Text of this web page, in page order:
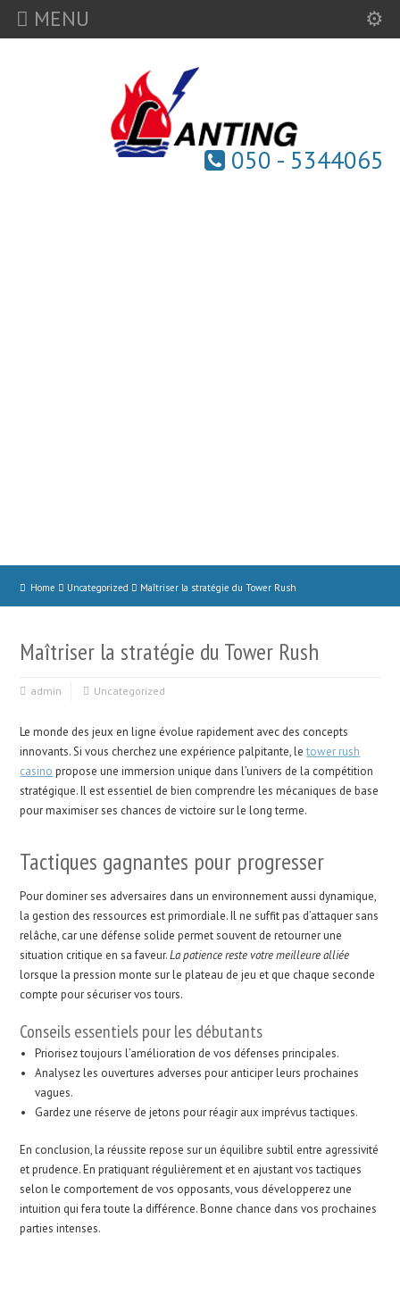
MENU
050 - 5344065
Home Uncategorized Maîtriser la stratégie du Tower Rush
Maîtriser la stratégie du Tower Rush
admin Uncategorized
Le monde des jeux en ligne évolue rapidement avec des concepts
innovants. Si vous cherchez une expérience palpitante, letower rush
casino propose une immersion unique dans l’univers de la compétition
stratégique. Il est essentiel de bien comprendre les mécaniques de base
pour maximiser ses chances de victoire sur le long terme.
Tactiques gagnantes pour progresser
Pour dominer ses adversaires dans un environnement aussi dynamique,
la gestion des ressources est primordiale. Il ne suffit pas d’attaquer sans
relâche, car une défense solide permet souvent de retourner une
situation critique en sa faveur.La patience reste votre meilleure alliée
lorsque la pression monte sur le plateau de jeu et que chaque seconde
compte pour sécuriser vos tours.
Conseils essentiels pour les débutants
Priorisez toujours l’amélioration de vos défenses principales.
Analysez les ouvertures adverses pour anticiper leurs prochaines
vagues.
Gardez une réserve de jetons pour réagir aux imprévus tactiques.
En conclusion, la réussite repose sur un équilibre subtil entre agressivité
et prudence. En pratiquant régulièrement et en ajustant vos tactiques
selon le comportement de vos opposants, vous développerez une
intuition qui fera toute la différence. Bonne chance dans vos prochaines
parties intenses.